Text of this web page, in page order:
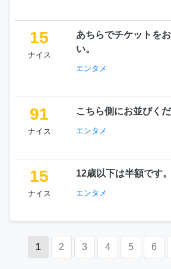
15
ナイス
あちらでチケットを
い。
エンタメ
91
ナイス
こちら側にお並びくだ
エンタメ
15
ナイス
12歳以下は半額です。
エンタメ
1 2 3 4 5 6